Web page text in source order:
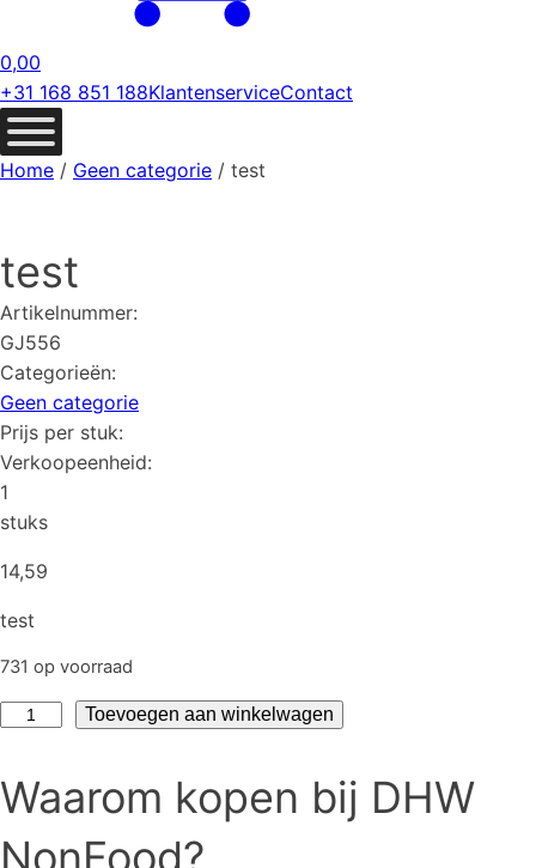
0,00
+31 168 851 188KlantenserviceContact
Home / Geen categorie / test
test
Artikelnummer:
GJ556
Categorieën:
Geen categorie
Prijs per stuk:
Verkoopeenheid:
1
stuks
14,59
test
731 op voorraad
test
Toevoegen aan winkelwagen
Waarom kopen bij DHW
NonFood?